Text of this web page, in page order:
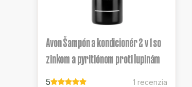
Avon Šampón a kondicionér 2 v 1 so
zinkom a pyritiónom proti lupinám
5 1 recenzia